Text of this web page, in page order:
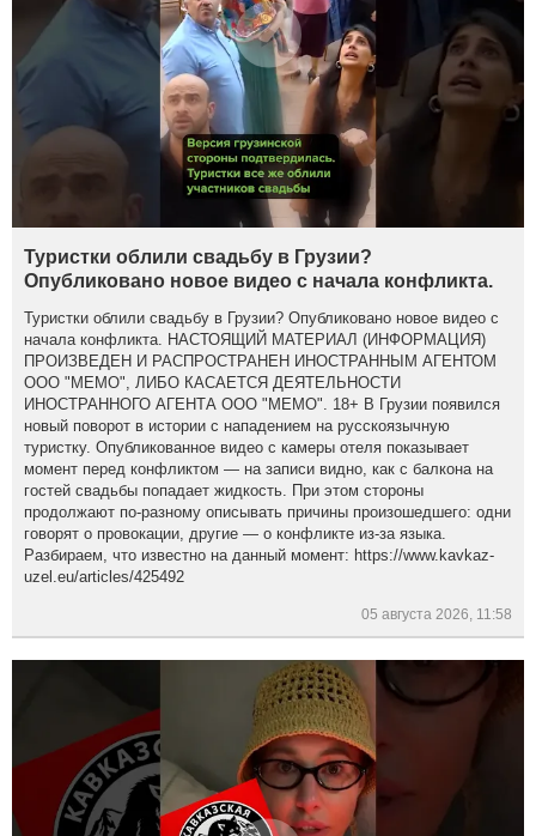
Туристки облили свадьбу в Грузии?
Опубликовано новое видео с начала конфликта.
Туристки облили свадьбу в Грузии? Опубликовано новое видео с
начала конфликта. НАСТОЯЩИЙ МАТЕРИАЛ (ИНФОРМАЦИЯ)
ПРОИЗВЕДЕН И РАСПРОСТРАНЕН ИНОСТРАННЫМ АГЕНТОМ
ООО "МЕМО", ЛИБО КАСАЕТСЯ ДЕЯТЕЛЬНОСТИ
ИНОСТРАННОГО АГЕНТА ООО "МЕМО". 18+ В Грузии появился
новый поворот в истории с нападением на русскоязычную
туристку. Опубликованное видео с камеры отеля показывает
момент перед конфликтом — на записи видно, как с балкона на
гостей свадьбы попадает жидкость. При этом стороны
продолжают по-разному описывать причины произошедшего: одни
говорят о провокации, другие — о конфликте из-за языка.
Разбираем, что известно на данный момент: https://www.kavkaz-
uzel.eu/articles/425492
05 августа 2026, 11:58